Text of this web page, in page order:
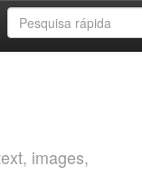
images,